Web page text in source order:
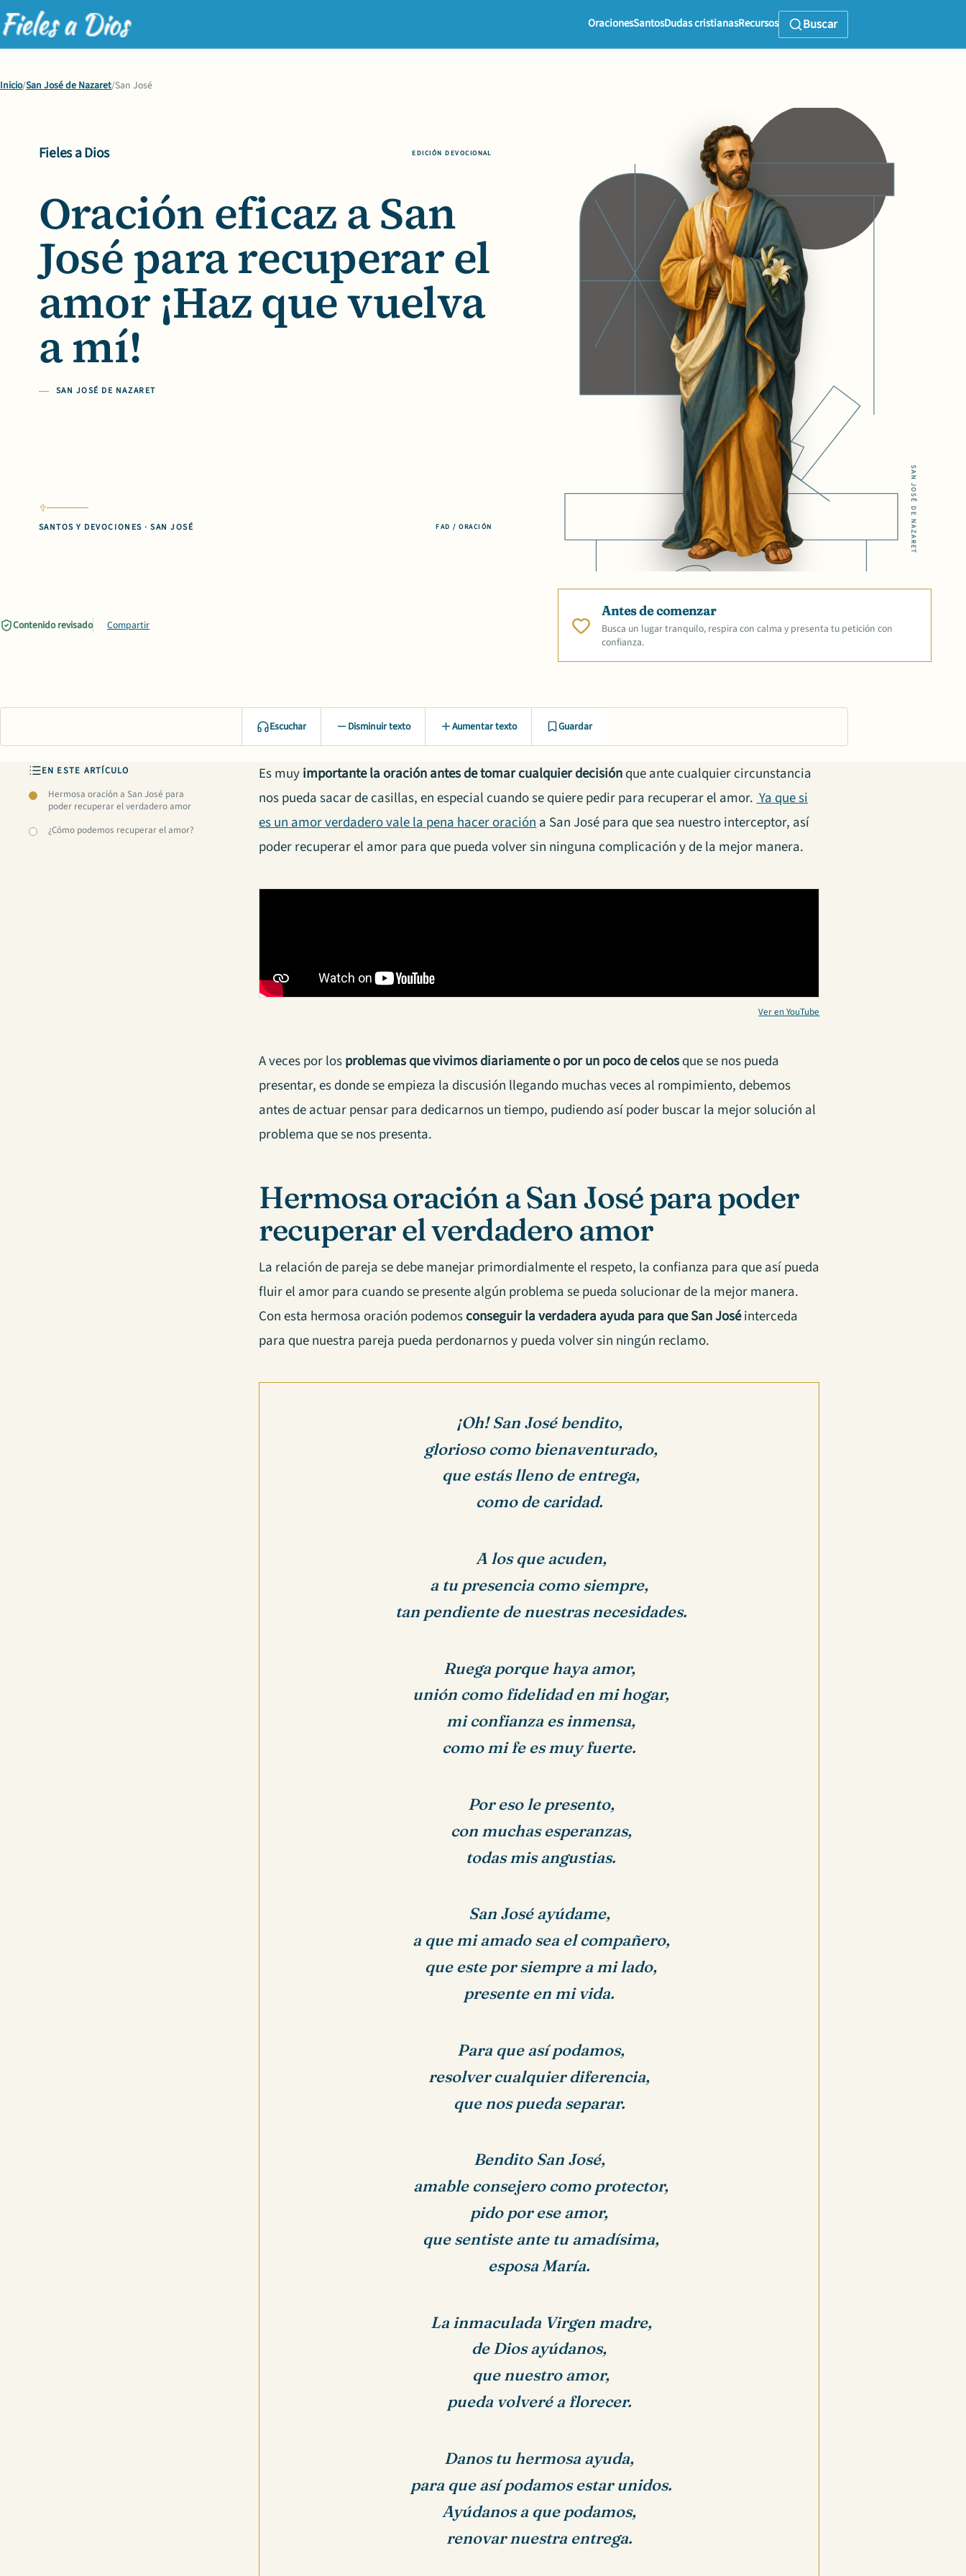
OracionesSantosDudas cristianasRecursos Buscar
Inicio/San José de Nazaret/San José
Fieles a Dios EDICIÓN DEVOCIONAL
Oración eficaz aSan
Josépara recuperar el
amor ¡Haz que vuelva
a mí!
SAN JOSÉ DE NAZARET
SANTOS Y DEVOCIONES · SAN JOSÉ FAD / ORACIÓN SAN JOSÉ DE NAZARET
Contenido revisado Compartir
Antes de comenzar
Busca un lugar tranquilo, respira con calma y presenta tu petición con
confianza.
Escuchar Disminuir texto Aumentar texto Guardar
EN ESTE ARTÍCULO
Hermosa oración a San José para
poder recuperar el verdadero amor
¿Cómo podemos recuperar el amor?
Es muyimportante la oración antes de tomar cualquier decisiónque ante cualquier circunstancia
nos pueda sacar de casillas, en especial cuando se quiere pedir para recuperar el amor.Ya que si
es un amor verdadero vale la pena hacer oracióna San Josépara que sea nuestro interceptor, así
poderrecuperarel amorpara que pueda volver sin ninguna complicación y de la mejor manera.
Ver en YouTube
A veces por losproblemas que vivimos diariamente o por un poco de celosque se nos pueda
presentar, es donde se empieza la discusión llegando muchas veces al rompimiento, debemos
antes de actuar pensar para dedicarnos un tiempo, pudiendo así poder buscar la mejor solución al
problema que se nos presenta.
Hermosa oración a San José para poder
recuperar el verdadero amor
La relación de pareja se debe manejar primordialmente el respeto, la confianza para que así pueda
fluir el amor para cuando se presente algún problema se pueda solucionar de la mejor manera.
Con esta hermosa oración podemosconseguir la verdadera ayuda para que San Joséinterceda
para que nuestra pareja pueda perdonarnos y pueda volver sin ningún reclamo.
¡Oh! San José bendito,
glorioso como bienaventurado,
que estás lleno de entrega,
como de caridad.
A los que acuden,
a tu presencia como siempre,
tan pendiente de nuestras necesidades.
Ruega porque haya amor,
unión como fidelidad en mi hogar,
mi confianza es inmensa,
como mi fe es muy fuerte.
Por eso le presento,
con muchas esperanzas,
todas mis angustias.
San José ayúdame,
a que mi amado sea el compañero,
que este por siempre a mi lado,
presente en mi vida.
Para que así podamos,
resolver cualquier diferencia,
que nos pueda separar.
Bendito San José,
amable consejero como protector,
pido por ese amor,
que sentiste ante tu amadísima,
esposa María.
La inmaculada Virgen madre,
de Dios ayúdanos,
que nuestro amor,
pueda volveré a florecer.
Danos tu hermosa ayuda,
para que así podamos estar unidos.
Ayúdanos a que podamos,
renovar nuestra entrega.